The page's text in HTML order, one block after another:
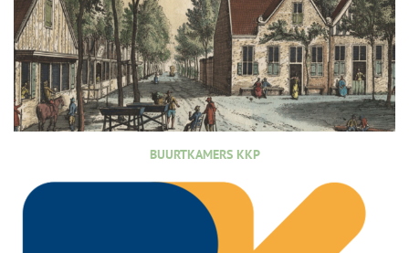
BUURTKAMERS KKP